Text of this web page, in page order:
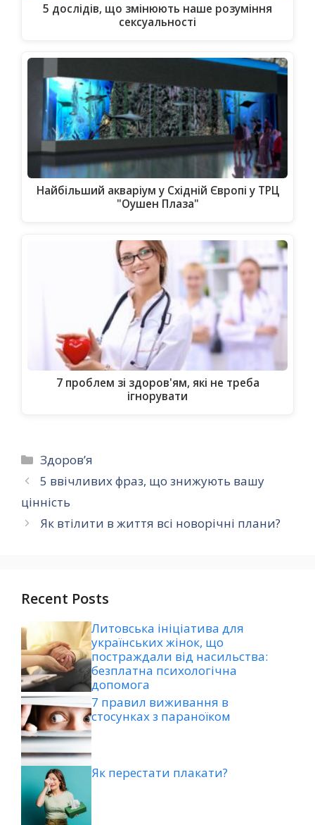
5 дослідів, що змінюють наше розуміння
сексуальності
Найбільший акваріум у Східній Європі у ТРЦ
"Оушен Плаза"
7 проблем зі здоров'ям, які не треба
ігнорувати
Категорії
Здоров’я
5 ввічливих фраз, що знижують вашу
цінність
Як втілити в життя всі новорічні плани?
Recent Posts
Литовська ініціатива для
українських жінок, що
постраждали від насильства:
безплатна психологічна
допомога
7 правил виживання в
стосунках з параноїком
Як перестати плакати?